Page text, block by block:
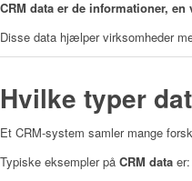
CRM data er de informationer,
Disse data hjælper virksomheder
Hvilke typer
Et CRM-system samler mange
Typiske eksempler på CRM data er: